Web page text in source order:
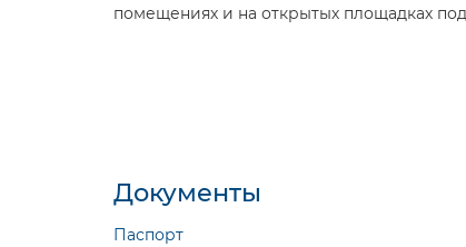
помещениях и на открытых площадках
Документы
Паспорт